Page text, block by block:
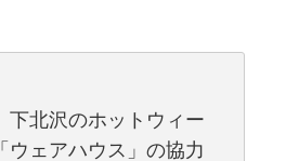
下北沢のホットウィー
ウェアハウス」の協力